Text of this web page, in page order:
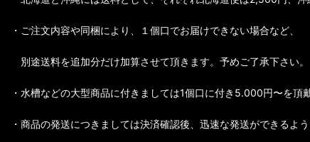
・ご注文内容や同梱により、１個口でお届けできない場合など、
別途送料を追加分だけ加算させて頂きます。予めご了承下さい。
・水槽などの大型商品に付きましては1個口に付き5.000円〜を頂
・商品の発送につきましては決済確認後、迅速な発送ができるよ